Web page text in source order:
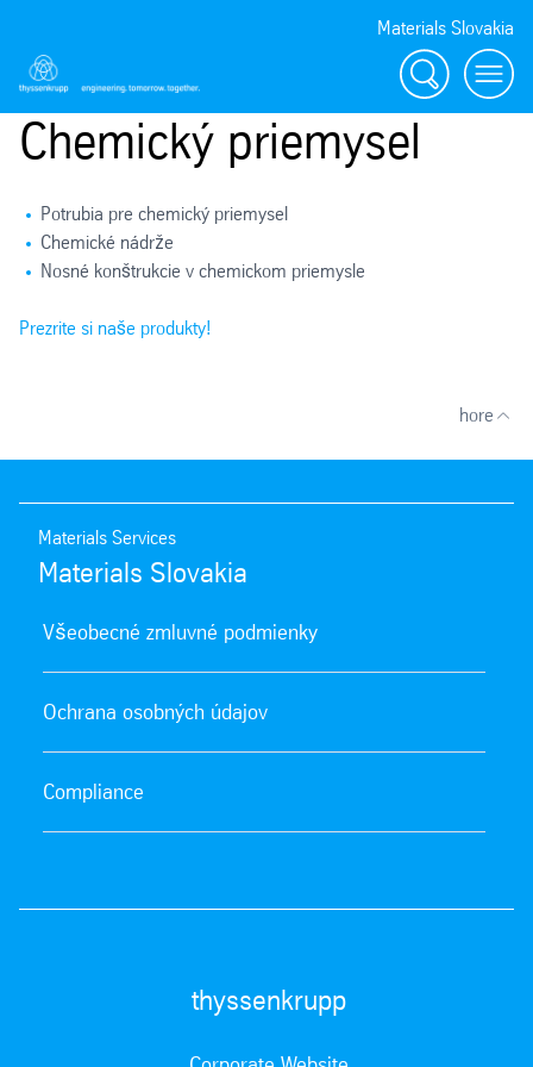
Materials Slovakia
Vyhľadávanie
Menu
Chemický priemysel
Potrubia pre chemický priemysel
Chemické nádrže
Nosné konštrukcie v chemickom priemysle
Prezrite si naše produkty!
hore
Materials Services
Materials Slovakia
Všeobecné zmluvné podmienky
Ochrana osobných údajov
Compliance
thyssenkrupp